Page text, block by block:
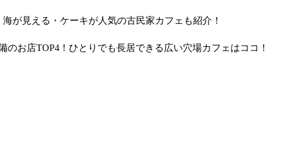
が見える・ケーキが人気の古民家カフェも紹介！
お店TOP4！ひとりでも長居できる広い穴場カフェはココ！